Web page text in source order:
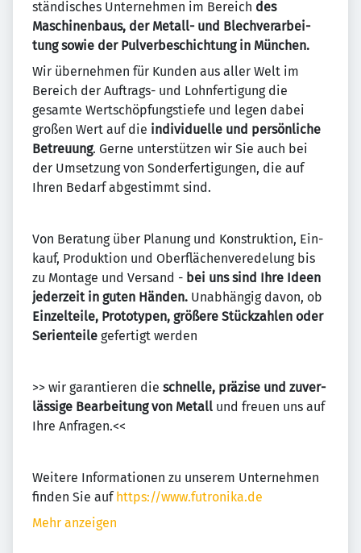
stän­disches Unter­nehmen im Bereich des
Maschinenbaus, der Metall- und Blech­ver­arbei­
tung sowie der Pulver­beschich­tung in München.
Wir über­nehmen für Kunden aus aller Welt im
Bereich der Auftrags- und Lohn­fertigung die
gesamte Wert­schöpfungs­tiefe und legen dabei
großen Wert auf die in­dividuelle und per­sön­liche
Be­treuung. Gerne unterstützen wir Sie auch bei
der Um­setz­ung von Sonder­fer­tigungen, die auf
Ihren Bedarf abgestimmt sind.
Von Beratung über Pla­nung und Konstrukt­ion, Ein­
kauf, Pro­duk­tion und Ober­flächen­ver­edelung bis
zu Mon­tage und Ver­sand - bei uns sind Ihre Ideen
jeder­zeit in guten Händen. Unabhängig davon, ob
Einzel­teile, Proto­typen, größere Stück­zahlen oder
Serien­teile ge­fertigt werden
>> wir garan­tieren die schnelle, prä­zise und zu­ver­
lässige Bearbei­tung von Me­tall und freuen uns auf
Ihre Anfragen.<<
Weitere Informationen zu unserem Unternehmen
finden Sie aufhttps://www.futronika.de
Mehr anzeigen